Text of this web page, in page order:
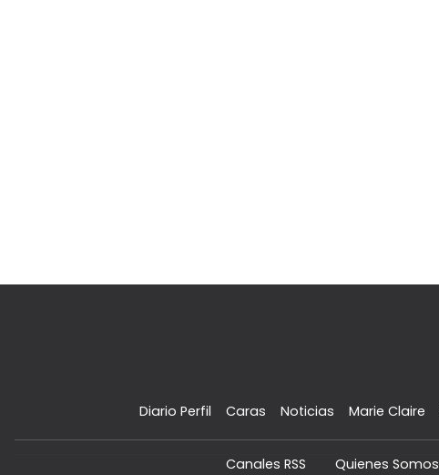
Diario Perfil Caras Noticias Marie Claire
Canales RSS Quienes Somos